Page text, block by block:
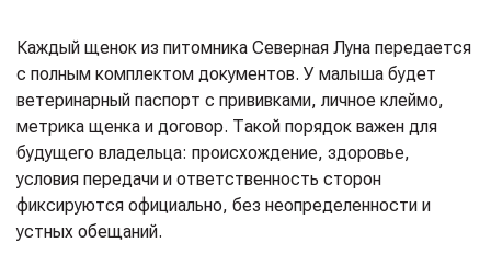
Каждый щенок из питомника Северная Луна передается
с полным комплектом документов. У малыша будет
ветеринарный паспорт с прививками, личное клеймо,
метрика щенка и договор. Такой порядок важен для
будущего владельца: происхождение, здоровье,
условия передачи и ответственность сторон
фиксируются официально, без неопределенности и
устных обещаний.